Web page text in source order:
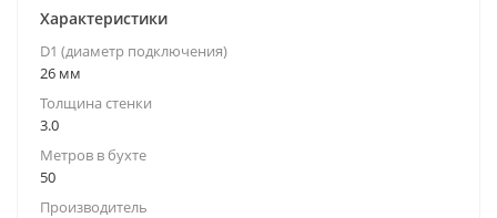
Характеристики
D1 (диаметр подключения)
26 мм
Толщина стенки
3.0
Метров в бухте
50
Производитель